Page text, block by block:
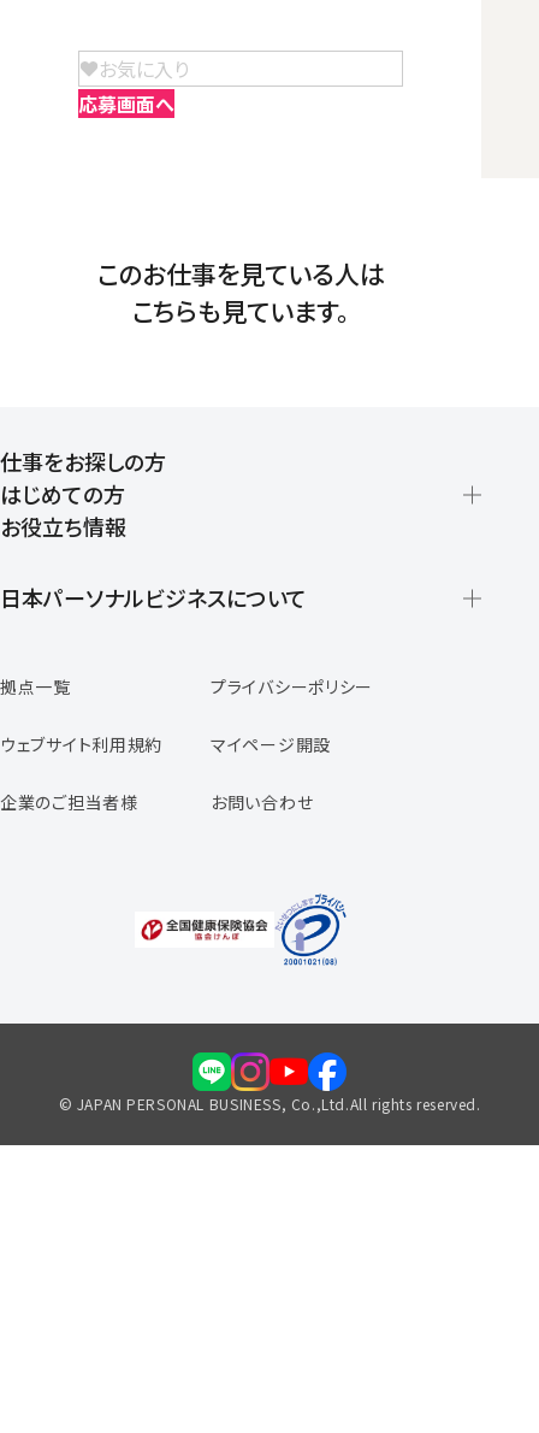
お気に入り
応募画面へ
このお仕事を見ている人は
こちらも見ています。
仕事をお探しの方
はじめての方
登録から就業開始までの流れ
お役立ち情報
日本パーソナルビジネスについて
スタッフの声
専任コンサルタントの声
福利厚生のご案内
拠点一覧 プライバシーポリシー
ウェブサイト利用規約 マイページ開設
企業のご担当者様 お問い合わせ
© JAPAN PERSONAL BUSINESS, Co.,Ltd.All rights reserved.